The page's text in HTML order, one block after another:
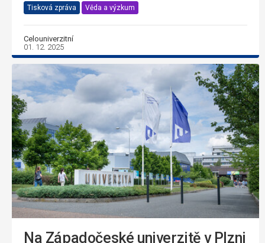
Tisková zpráva Věda a výzkum
Celouniverzitní
01. 12. 2025
Na Západočeské univerzitě v Plzni